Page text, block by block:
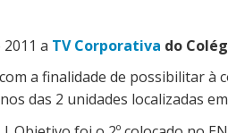
a TV Corporativa do
a finalidade de possibilitar à
das 2 unidades localizadas